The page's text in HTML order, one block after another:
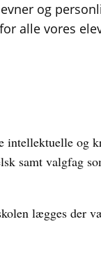
og
alle vores
og
samt valgfag
lægges der